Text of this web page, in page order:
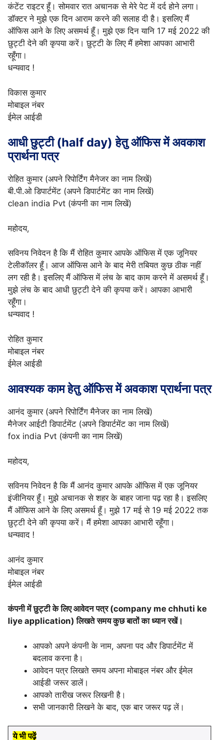
कंटेंट राइटर हूँ। सोमवार रात अचानक से मेरे पेट में दर्द होने लगा।
डॉक्टर ने मुझे एक दिन आराम करने की सलाह दी है। इसलिए मैं
ऑफिस आने के लिए असमर्थ हूँ। मुझे एक दिन यानि 17 मई 2022 की
छुट्टी देने की कृपया करें। छुट्टी के लिए मैं हमेशा आपका आभारी
रहूँगा।
धन्यवाद !
विकास कुमार
मोबाइल नंबर
ईमेल आईडी
आधी छुट्टी (half day) हेतु ऑफिस में अवकाश
प्रार्थना पत्र
रोहित कुमार (अपने रिपोर्टिंग मैनेजर का नाम लिखें)
बी.पी.ओ डिपार्टमेंट (अपने डिपार्टमेंट का नाम लिखें)
clean india Pvt (कंपनी का नाम लिखें)
महोदय,
सविनय निवेदन है कि मैं रोहित कुमार आपके ऑफिस में एक जूनियर
टेलीकॉलर हूँ। आज ऑफिस आने के बाद मेरी तबियत कुछ ठीक नहीं
लग रही है। इसलिए मैं ऑफिस में लंच के बाद काम करने में असमर्थ हूँ।
मुझे लंच के बाद आधी छुट्टी देने की कृपया करें। आपका आभारी
रहूँगा।
धन्यवाद !
रोहित कुमार
मोबाइल नंबर
ईमेल आईडी
आवश्यक काम हेतु ऑफिस में अवकाश प्रार्थना पत्र
आनंद कुमार (अपने रिपोर्टिंग मैनेजर का नाम लिखें)
मैनेजर आईटी डिपार्टमेंट (अपने डिपार्टमेंट का नाम लिखें)
fox india Pvt (कंपनी का नाम लिखें)
महोदय,
सविनय निवेदन है कि मैं आनंद कुमार आपके ऑफिस में एक जूनियर
इंजीनियर हूँ। मुझे अचानक से शहर के बाहर जाना पढ़ रहा है। इसलिए
मैं ऑफिस आने के लिए असमर्थ हूँ। मुझे 17 मई से 19 मई 2022 तक
छुट्टी देने की कृपया करें। मैं हमेशा आपका आभारी रहूँगा।
धन्यवाद !
आनंद कुमार
मोबाइल नंबर
ईमेल आईडी
कंपनी में छुट्टी के लिए आवेदन पत्र (company me chhuti ke
liye application) लिखते समय कुछ बातों का ध्यान रखें।
आपको अपने कंपनी के नाम, अपना पद और डिपार्टमेंट में
बदलाव करना है।
आवेदन पत्र लिखते समय अपना मोबाइल नंबर और ईमेल
आईडी जरूर डालें।
आपको तारीख जरूर लिखनी है।
सभी जानकारी लिखने के बाद, एक बार जरूर पढ़ लें।
ये भी पढ़ें